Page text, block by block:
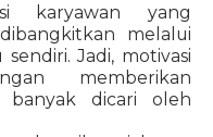
karyawan yang
melalui
Jadi, motivasi
memberikan
dicari oleh